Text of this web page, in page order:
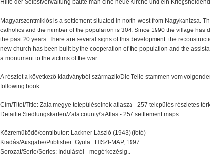
Hilfe der Selbstverwaltung baute man eine neue Kirche und ein
Magyarszentmiklós is a settlement situated in north-west from Nagykanizsa.
catholics and the number of the population is 304. Since 1990 the village has
the past 20 years. There are several signs of this development: the
new church has been built by the cooperation of the population and the
a monument to the victims of the war.
A részlet a következő kiadványból származik/Die Teile stammen vom
following book:
Cím/Titel/Title: Zala megye településeinek atlasza - 257 település részletes
Detailte Siedlungskarten/Zala county\'s Atlas - 257 settlement maps.
Közreműködő/contributor: Lackner László (1943) (fotó)
Kiadás/Ausgabe/Publisher: Gyula : HISZI-MAP, 1997
Sorozat/Serie/Series: Indulástól - megérkezésig...